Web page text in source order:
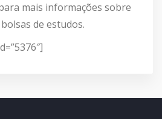
mais informações sobre
de estudos.